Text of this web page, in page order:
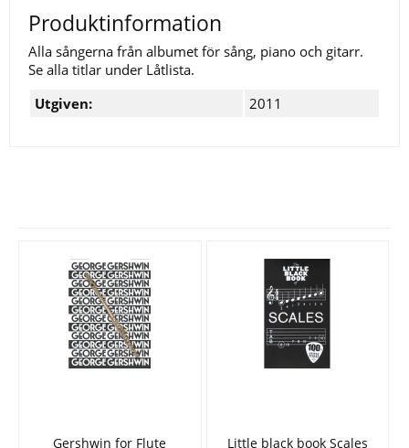
Produktinformation
Alla sångerna från albumet för sång, piano och gitarr.
Se alla titlar under Låtlista.
Utgiven:
2011
Gershwin for Flute Little black book Scales